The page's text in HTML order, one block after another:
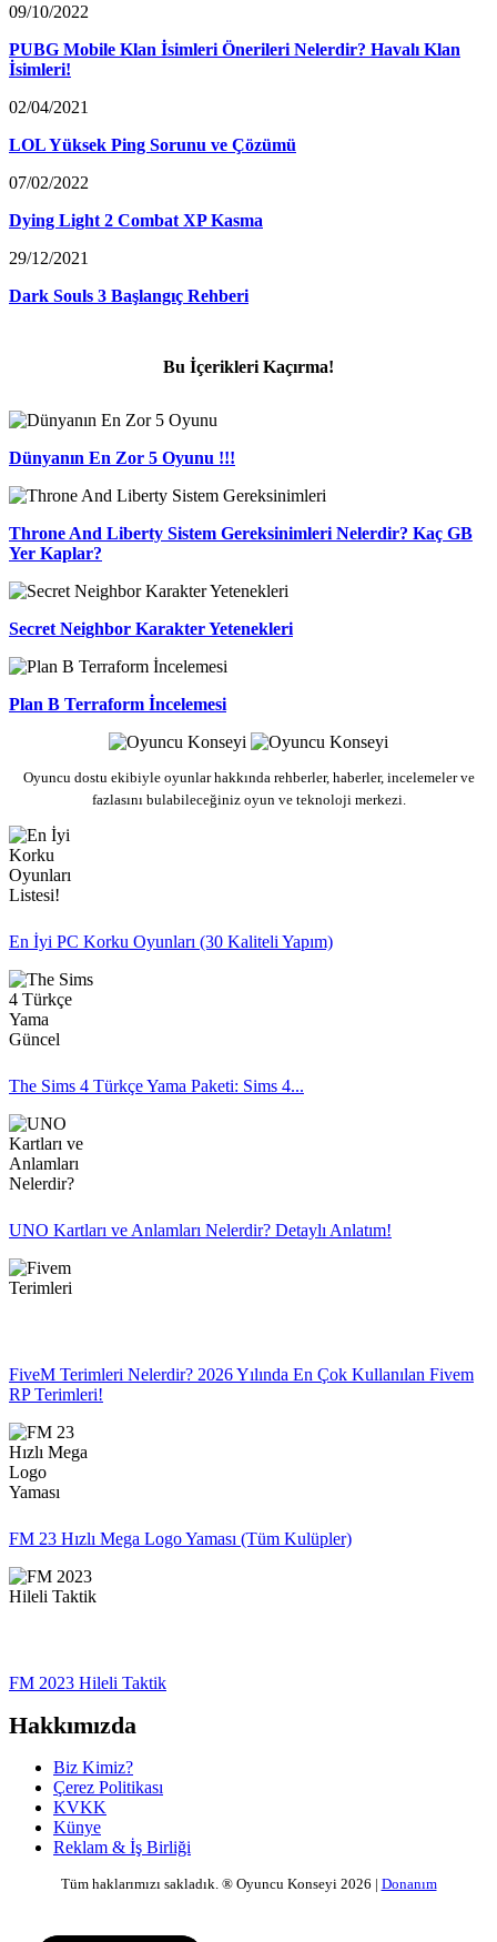
09/10/2022
PUBG Mobile Klan İsimleri Önerileri Nelerdir? Havalı Klan
İsimleri!
02/04/2021
LOL Yüksek Ping Sorunu ve Çözümü
07/02/2022
Dying Light 2 Combat XP Kasma
29/12/2021
Dark Souls 3 Başlangıç Rehberi
Bu İçerikleri Kaçırma!
Dünyanın En Zor 5 Oyunu !!!
Throne And Liberty Sistem Gereksinimleri Nelerdir? Kaç GB
Yer Kaplar?
Secret Neighbor Karakter Yetenekleri
Plan B Terraform İncelemesi
Oyuncu dostu ekibiyle oyunlar hakkında rehberler, haberler, incelemeler ve
fazlasını bulabileceğiniz oyun ve teknoloji merkezi.
En İyi PC Korku Oyunları (30 Kaliteli Yapım)
The Sims 4 Türkçe Yama Paketi: Sims 4...
UNO Kartları ve Anlamları Nelerdir? Detaylı Anlatım!
FiveM Terimleri Nelerdir? 2026 Yılında En Çok Kullanılan Fivem
RP Terimleri!
FM 23 Hızlı Mega Logo Yaması (Tüm Kulüpler)
FM 2023 Hileli Taktik
Hakkımızda
Biz Kimiz?
Çerez Politikası
KVKK
Künye
Reklam & İş Birliği
Tüm haklarımızı sakladık. ® Oyuncu Konseyi 2026 | Donanım